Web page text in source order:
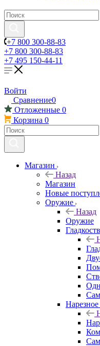
+7 800 300-88-83
+7 800 300-88-83
+7 495 150-44-11
Войти
Сравнение0
Отложенные 0
Корзина 0
Магазин
Назад
Магазин
Новые
Оружие
Назад
Оружие